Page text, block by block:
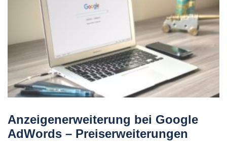
Anzeigenerweiterung bei Google
AdWords – Preiserweiterungen